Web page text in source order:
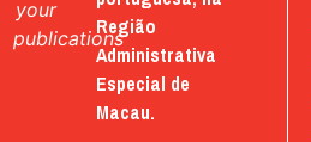
your
publicationsRegião
Administrativa
Especial de
Macau.